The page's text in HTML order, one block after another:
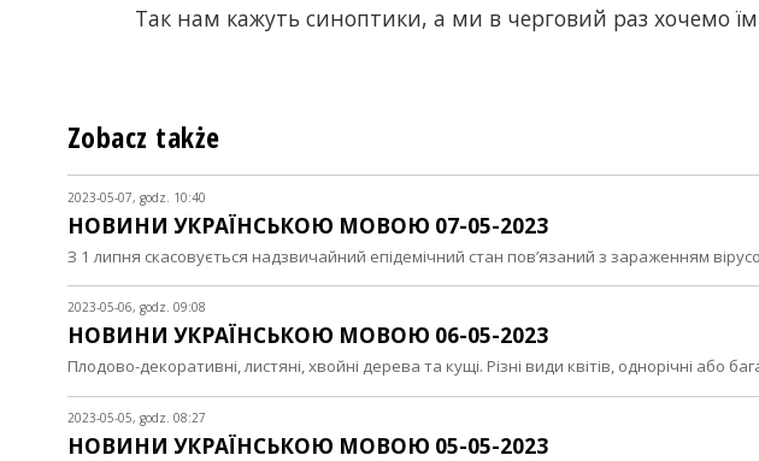
Так нам кажуть синоптики, а ми в черговий раз хочемо
Zobacz także
2023-05-07, godz. 10:40
НОВИНИ УКРАЇНСЬКОЮ МОВОЮ 07-05-2023
З 1 липня скасовується надзвичайний епідемічний стан пов’язаний з зараженням
2023-05-06, godz. 09:08
НОВИНИ УКРАЇНСЬКОЮ МОВОЮ 06-05-2023
Плодово-декоративні, листяні, хвойні дерева та кущі. Різні види квітів, однорічні або
2023-05-05, godz. 08:27
НОВИНИ УКРАЇНСЬКОЮ МОВОЮ 05-05-2023